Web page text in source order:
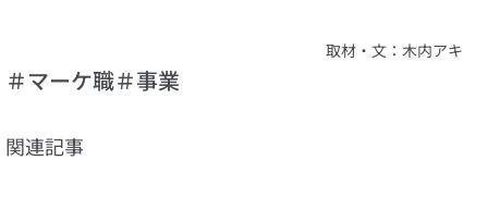
取材・文：木内アキ
＃マーケ職＃事業
関連記事